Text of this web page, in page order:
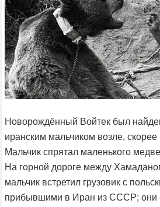
Новорождённый Войтек был
иранским мальчиком возле,
Мальчик спрятал маленького
На горной дороге между
мальчик встретил грузовик с
прибывшими в Иран из СССР; они